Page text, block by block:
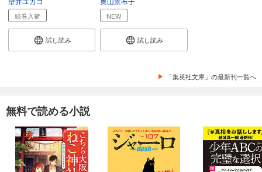
続巻入荷
試し読み
NEW
試し読み
「集英社文庫」の最新刊一覧へ
無料で読める小説